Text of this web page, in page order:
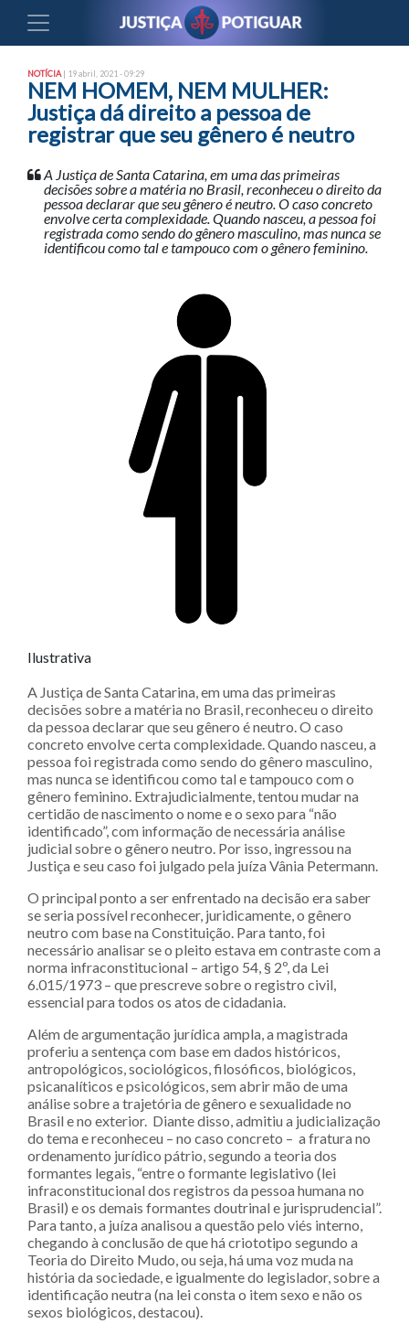
NOTÍCIA | 19 abril, 2021 - 09:29
NEM HOMEM, NEM MULHER:
Justiça dá direito a pessoa de
registrar que seu gênero é neutro
A Justiça de Santa Catarina, em uma das primeiras
decisões sobre a matéria no Brasil, reconheceu o direito da
pessoa declarar que seu gênero é neutro. O caso concreto
envolve certa complexidade. Quando nasceu, a pessoa foi
registrada como sendo do gênero masculino, mas nunca se
identificou como tal e tampouco com o gênero feminino.
Ilustrativa
A Justiça de Santa Catarina, em uma das primeiras
decisões sobre a matéria no Brasil, reconheceu o direito
da pessoa declarar que seu gênero é neutro. O caso
concreto envolve certa complexidade. Quando nasceu, a
pessoa foi registrada como sendo do gênero masculino,
mas nunca se identificou como tal e tampouco com o
gênero feminino. Extrajudicialmente, tentou mudar na
certidão de nascimento o nome e o sexo para “não
identificado”, com informação de necessária análise
judicial sobre o gênero neutro. Por isso, ingressou na
Justiça e seu caso foi julgado pela juíza Vânia Petermann.
O principal ponto a ser enfrentado na decisão era saber
se seria possível reconhecer, juridicamente, o gênero
neutro com base na Constituição. Para tanto, foi
necessário analisar se o pleito estava em contraste com a
norma infraconstitucional – artigo 54, § 2º, da Lei
6.015/1973 – que prescreve sobre o registro civil,
essencial para todos os atos de cidadania.
Além de argumentação jurídica ampla, a magistrada
proferiu a sentença com base em dados históricos,
antropológicos, sociológicos, filosóficos, biológicos,
psicanalíticos e psicológicos, sem abrir mão de uma
análise sobre a trajetória de gênero e sexualidade no
Brasil e no exterior. Diante disso, admitiu a judicialização
do tema e reconheceu – no caso concreto – a fratura no
ordenamento jurídico pátrio, segundo a teoria dos
formantes legais, “entre o formante legislativo (lei
infraconstitucional dos registros da pessoa humana no
Brasil) e os demais formantes doutrinal e jurisprudencial”.
Para tanto, a juíza analisou a questão pelo viés interno,
chegando à conclusão de que há criototipo segundo a
Teoria do Direito Mudo, ou seja, há uma voz muda na
história da sociedade, e igualmente do legislador, sobre a
identificação neutra (na lei consta o item sexo e não os
sexos biológicos, destacou).